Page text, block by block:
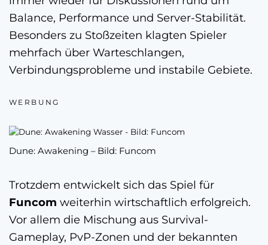
Balance, Performance und Server-Stabilität.
Besonders zu Stoßzeiten klagten Spieler
mehrfach über Warteschlangen,
Verbindungsprobleme und instabile Gebiete.
WERBUNG
Dune: Awakening – Bild: Funcom
Trotzdem entwickelt sich das Spiel für
Funcom weiterhin wirtschaftlich erfolgreich.
Vor allem die Mischung aus Survival-
Gameplay, PvP-Zonen und der bekannten